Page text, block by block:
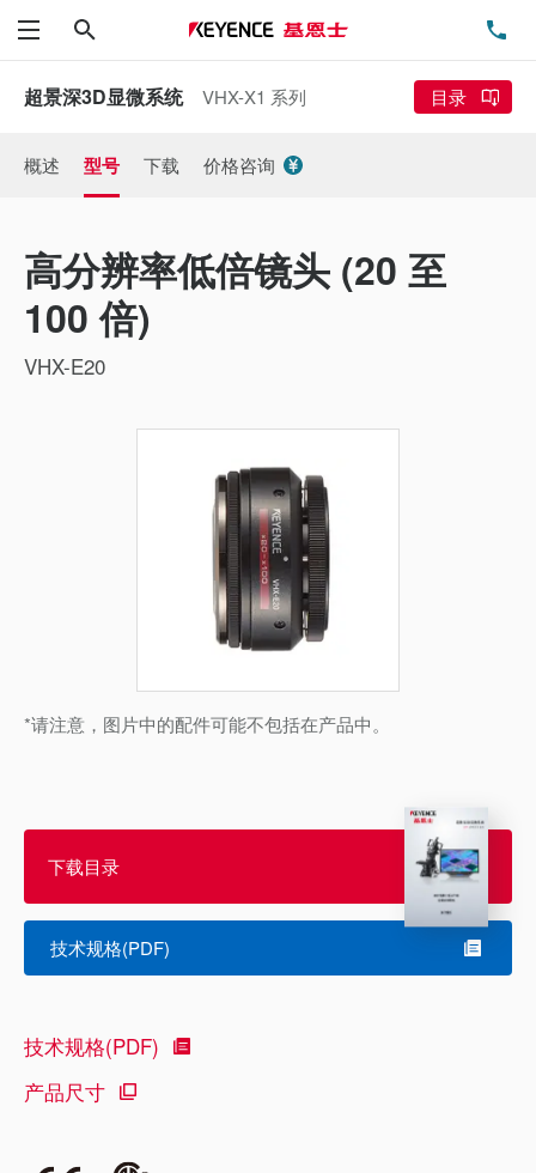
菜单
超景深3D显微系统 VHX-X1 系列 目录
概述 型号 下载 价格咨询
高分辨率低倍镜头 (20 至
100 倍)
VHX-E20
*请注意，图片中的配件可能不包括在产品中。
下载目录
技术规格(PDF)
技术规格(PDF)
产品尺寸